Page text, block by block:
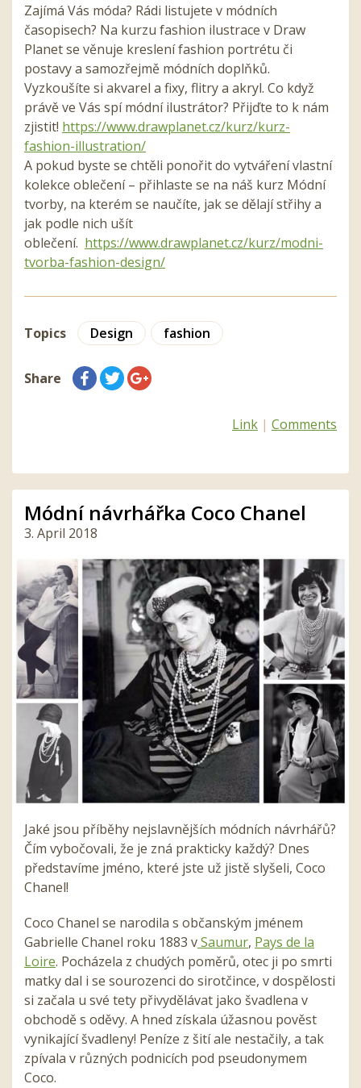
Zajímá Vás móda? Rádi listujete v módních
časopisech? Na kurzu fashion ilustrace v Draw
Planet se věnuje kreslení fashion portrétu či
postavy a samozřejmě módních doplňků.
Vyzkoušíte si akvarel a fixy, flitry a akryl. Co když
právě ve Vás spí módní ilustrátor? Přijďte to k nám
zjistit! https://www.drawplanet.cz/kurz/kurz-
fashion-illustration/
A pokud byste se chtěli ponořit do vytváření vlastní
kolekce oblečení – přihlaste se na náš kurz Módní
tvorby, na kterém se naučíte, jak se dělají střihy a
jak podle nich ušít
oblečení. https://www.drawplanet.cz/kurz/modni-
tvorba-fashion-design/
Topics Design fashion
Share
Link | Comments
Módní návrhářka Coco Chanel
3. April 2018
Jaké jsou příběhy nejslavnějších módních návrhářů?
Čím vybočovali, že je zná prakticky každý? Dnes
představíme jméno, které jste už jistě slyšeli, Coco
Chanel!
Coco Chanel se narodila s občanským jménem
Gabrielle Chanel roku 1883 vSaumur, Pays de la
Loire. Pocházela z chudých poměrů, otec ji po smrti
matky dal i se sourozenci do sirotčince, v dospělosti
si začala u své tety přivydělávat jako švadlena v
obchodě s oděvy. A hned získala úžasnou pověst
vynikající švadleny! Peníze z šití ale nestačily, a tak
zpívala v různých podnicích pod pseudonymem
Coco.